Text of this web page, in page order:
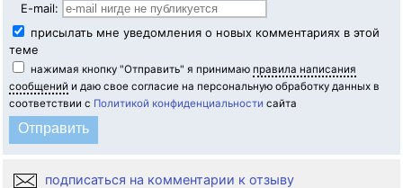
E-mail:
присылать мне уведомления о новых комментариях в этой
теме
нажимая кнопку "Отправить" я принимаю правила написания
сообщений и даю свое согласие на персональную обработку данных в
соответствии с Политикой конфиденциальности сайта
подписаться на комментарии к отзыву